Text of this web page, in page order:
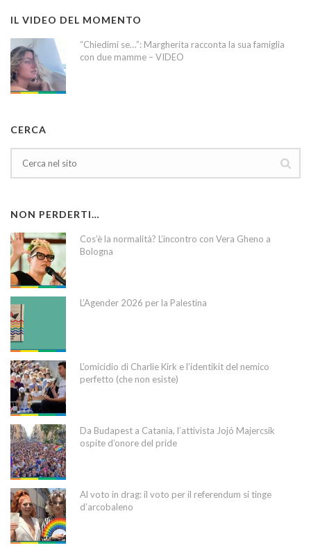
IL VIDEO DEL MOMENTO
“Chiedimi se…”: Margherita racconta la sua famiglia
con due mamme – VIDEO
CERCA
NON PERDERTI…
Cos’è la normalità? L’incontro con Vera Gheno a
Bologna
L’Agender 2026 per la Palestina
L’omicidio di Charlie Kirk e l’identikit del nemico
perfetto (che non esiste)
Da Budapest a Catania, l’attivista Jojó Majercsik
ospite d’onore del pride
Al voto in drag: il voto per il referendum si tinge
d’arcobaleno